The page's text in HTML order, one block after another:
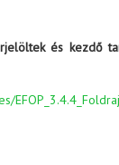
és kezdő